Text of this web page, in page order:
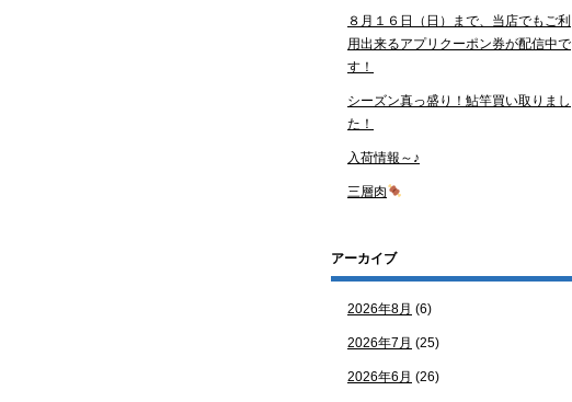
８月１６日（日）まで、当店でもご利
用出来るアプリクーポン券が配信中で
す！
シーズン真っ盛り！鮎竿買い取りまし
た！
入荷情報～♪
三層肉
アーカイブ
2026年8月 (6)
2026年7月 (25)
2026年6月 (26)